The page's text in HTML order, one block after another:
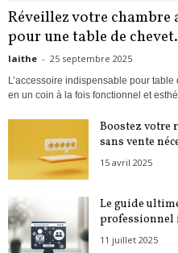
Réveillez votre chambre
pour une table de
laithe - 25 septembre 2025
L’accessoire indispensable pour
en un coin à la fois fonctionnel et
Boostez votre
sans vente
15 avril 2025
Le guide
professionnel
11 juillet 2025